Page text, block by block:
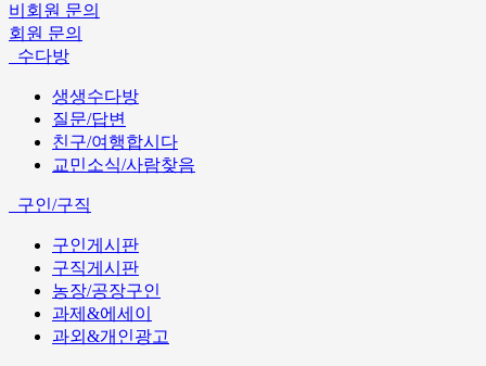
비회원 문의
회원 문의
수다방
생생수다방
질문/답변
친구/여행합시다
교민소식/사람찾음
구인/구직
구인게시판
구직게시판
농장/공장구인
과제&에세이
과외&개인광고